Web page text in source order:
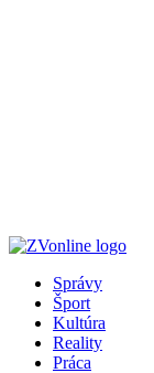
Správy
Šport
Kultúra
Reality
Práca